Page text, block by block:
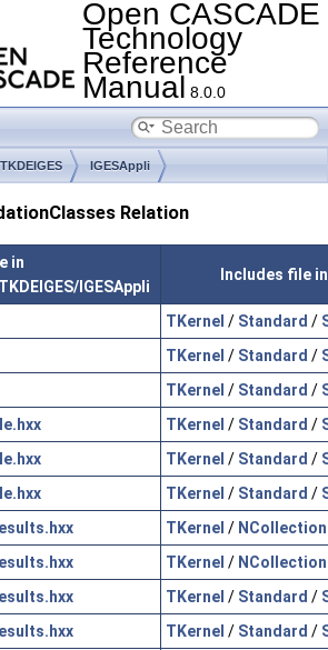
Open CASCADE
Technology
Reference
Manual 8.0.0
TKDEIGES IGESAppli
Relation
in
IGESAppli
Includes file
TKernel / Standard /
TKernel / Standard /
TKernel / Standard /
TKernel / Standard /
TKernel / Standard /
TKernel / Standard /
TKernel / NCollection
TKernel / NCollection
TKernel / Standard /
TKernel / Standard /